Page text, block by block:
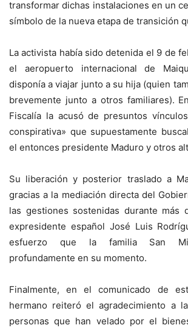
transformar dichas instalaciones en un
símbolo de la nueva etapa de transición
La activista había sido detenida el 9 de
el aeropuerto internacional de
disponía a viajar junto a su hija (quien
brevemente junto a otros familiares).
Fiscalía la acusó de presuntos
conspirativa» que supuestamente
el entonces presidente Maduro y otros
Su liberación y posterior traslado a
gracias a la mediación directa del
las gestiones sostenidas durante más
expresidente español José Luis
esfuerzo que la familia San
profundamente en su momento.
Finalmente, en el comunicado de
hermano reiteró el agradecimiento a
personas que han velado por el